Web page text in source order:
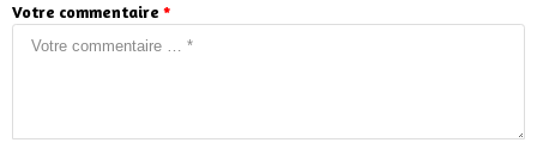
Votre commentaire *